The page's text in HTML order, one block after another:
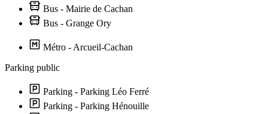
Bus - Mairie de Cachan
Bus - Grange Ory
Métro - Arcueil-Cachan
Parking public
Parking - Parking Léo Ferré
Parking - Parking Hénouille